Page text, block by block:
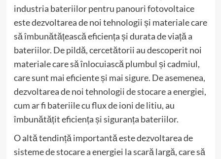
industria bateriilor pentru panouri fotovoltaice
este dezvoltarea de noi tehnologii și materiale care
să îmbunătățească eficiența și durata de viață a
bateriilor. De pildă, cercetătorii au descoperit noi
materiale care să înlocuiască plumbul și cadmiul,
care sunt mai eficiente și mai sigure. De asemenea,
dezvoltarea de noi tehnologii de stocare a energiei,
cum ar fi bateriile cu flux de ioni de litiu, au
îmbunătățit eficiența și siguranța bateriilor.
O altă tendință importantă este dezvoltarea de
sisteme de stocare a energiei la scară largă, care să